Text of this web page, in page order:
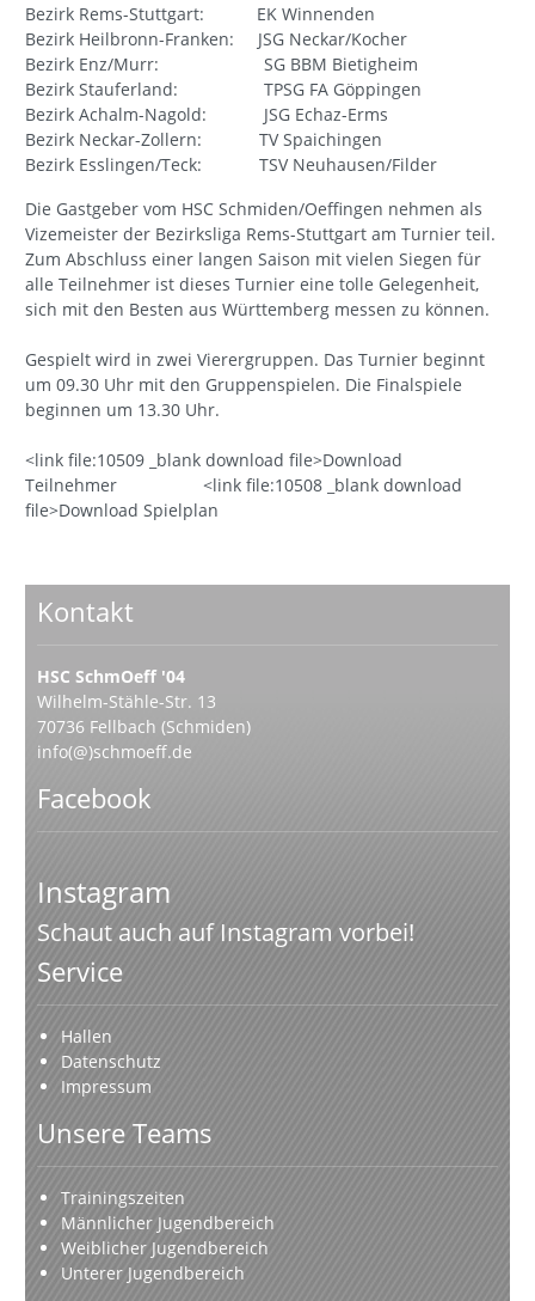
Bezirk Rems-Stuttgart: EK Winnenden
Bezirk Heilbronn-Franken: JSG Neckar/Kocher
Bezirk Enz/Murr: SG BBM Bietigheim
Bezirk Stauferland: TPSG FA Göppingen
Bezirk Achalm-Nagold: JSG Echaz-Erms
Bezirk Neckar-Zollern: TV Spaichingen
Bezirk Esslingen/Teck: TSV Neuhausen/Filder
Die Gastgeber vom HSC Schmiden/Oeffingen nehmen als
Vizemeister der Bezirksliga Rems-Stuttgart am Turnier teil.
Zum Abschluss einer langen Saison mit vielen Siegen für
alle Teilnehmer ist dieses Turnier eine tolle Gelegenheit,
sich mit den Besten aus Württemberg messen zu können.
Gespielt wird in zwei Vierergruppen. Das Turnier beginnt
um 09.30 Uhr mit den Gruppenspielen. Die Finalspiele
beginnen um 13.30 Uhr.
<link file:10509 _blank download file>Download
Teilnehmer <link file:10508 _blank download
file>Download Spielplan
Kontakt
HSC SchmOeff '04
Wilhelm-Stähle-Str. 13
70736 Fellbach (Schmiden)
info(@)schmoeff.de
Facebook
Instagram
Schaut auch auf Instagram vorbei!
Service
Hallen
Datenschutz
Impressum
Unsere Teams
Trainingszeiten
Männlicher Jugendbereich
Weiblicher Jugendbereich
Unterer Jugendbereich